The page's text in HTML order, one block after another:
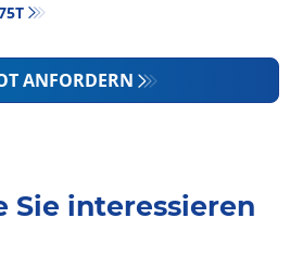
ANFORDERN
Sie interessieren